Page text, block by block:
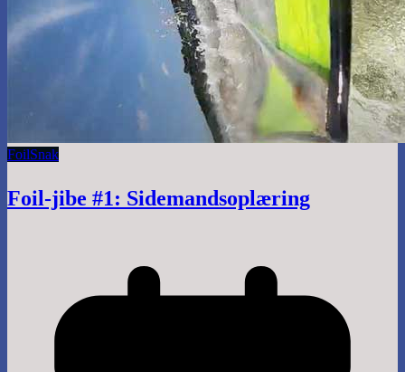
FoilSnak
Foil-jibe #1: Sidemandsoplæring